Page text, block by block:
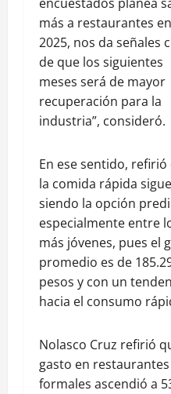
más a restaurantes en
2025, nos da señales
de que los siguientes
meses será de mayor
recuperación para la
industria”, consideró.
En ese sentido, refirió
la comida rápida sigue
siendo la opción
especialmente entre
más jóvenes, pues el
promedio es de
pesos y con un
hacia el consumo
Nolasco Cruz refirió
gasto en restaurantes
formales ascendió a